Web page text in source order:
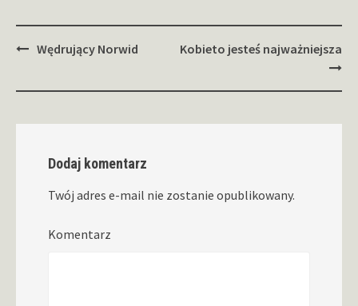
Zobacz
Wędrujący Norwid Kobieto jesteś najważniejsza
Dodaj komentarz
Twój adres e-mail nie zostanie opublikowany.
Komentarz